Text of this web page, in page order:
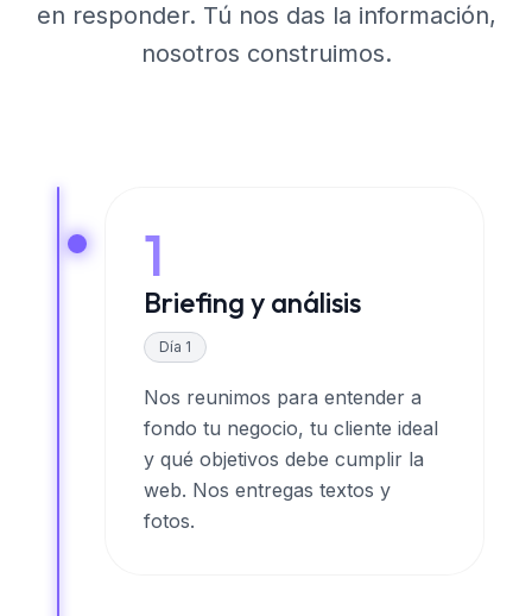
en responder. Tú nos das la información,
nosotros construimos.
1
Briefing y análisis
Día 1
Nos reunimos para entender a
fondo tu negocio, tu cliente ideal
y qué objetivos debe cumplir la
web. Nos entregas textos y
fotos.